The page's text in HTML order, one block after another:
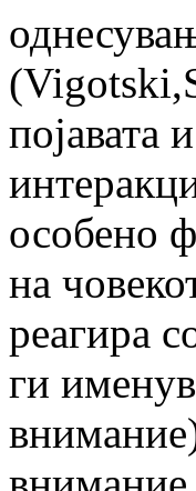
појавата
особено
на
реагира
ги